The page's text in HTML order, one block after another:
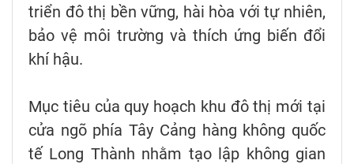
triển đô thị bền vững, hài hòa với tự nhiên,
bảo vệ môi trường và thích ứng biến đổi
khí hậu.
Mục tiêu của quy hoạch khu đô thị mới tại
cửa ngõ phía Tây Cảng hàng không quốc
tế Long Thành nhằm tạo lập không gian